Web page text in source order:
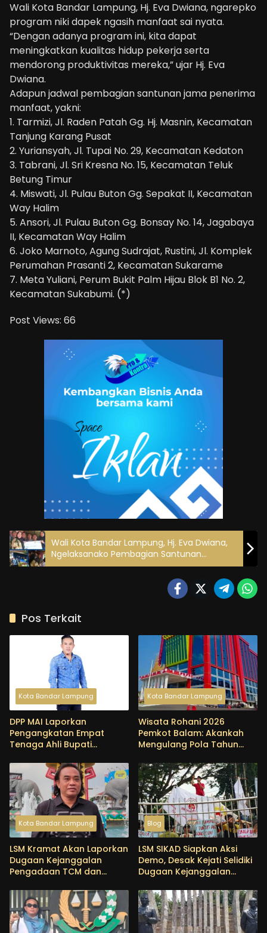
Wali Kota Bandar Lampung, Hj. Eva Dwiana, ngarepko
program niki dapek ngasih manfaat sai nyata.
“Dengan adanya program ini, kita dapat
meningkatkan kualitas hidup pekerja serta
mendorong produktivitas mereka,” ujar Hj. Eva
Dwiana.
Adapun jadwal pembagian santunan jama penerima
manfaat, yakni:
1. Tarmizi, Jl. Raden Patah Gg. Hj. Masnin, Kecamatan
Tanjung Karang Pusat
2. Yuriansyah, Jl. Tupai No. 29, Kecamatan Kedaton
3. Tabrani, Jl. Sri Kresna No. 15, Kecamatan Teluk
Betung Timur
4. Miswati, Jl. Pulau Buton Gg. Sepakat II, Kecamatan
Way Halim
5. Ansori, Jl. Pulau Buton Gg. Bonsay No. 14, Jagabaya
II, Kecamatan Way Halim
6. Joko Marnoto, Agung Sudrajat, Rustini, Jl. Komplek
Perumahan Prasanti 2, Kecamatan Sukarame
7. Meta Yuliani, Perum Bukit Palm Hijau Blok B1 No. 2,
Kecamatan Sukabumi. (*)
Post Views: 66
Wali Kota Bandar Lampung, Hj. Eva Dwiana,
Ngelaksanako Pembagian Santunan
Perlindungan Pekerja Liwat BPJS
Ketenagakerjaan Secara Langsung Jama
Pos Terkait
Kota Bandar Lampung
DPP MAI Laporkan
Pengangkatan Empat
Tenaga Ahli Bupati
Dugaan Pemborosan
Anggaran
Kota Bandar Lampung
Wisata Rohani 2026
Pemkot Balam: Akankah
Mengulang Pola Tahun
BPK?
Kota Bandar Lampung
LSM Kramat Akan Laporkan
Dugaan Kejanggalan
Pengadaan TCM dan
Dinkes Tubaba ke KPK dan
Kejagung
Blog
LSM SIKAD Siapkan Aksi
Demo, Desak Kejati Selidiki
Dugaan Kejanggalan